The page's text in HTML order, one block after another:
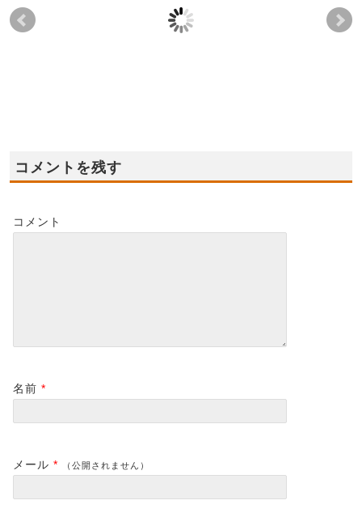
2023年12月2日(土),3日
2024年2月10日(土),11
コメントを残す
コメント
名前 *
メール * （公開されません）